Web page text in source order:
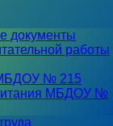
документы
работы
№ 215
МБДОУ №